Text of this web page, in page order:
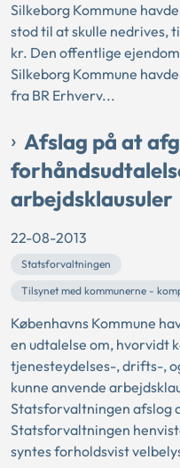
Silkeborg Kommune
stod til at skulle nedrives,
kr. Den offentlige
Silkeborg Kommune
fra BR Erhverv...
Afslag på at
arbejdsklausuler
22-08-2013
Statsforvaltningen
Tilsynet med kommunerne -
Københavns Kommune
en udtalelse om, hvorvidt
tjenesteydelses-, drifts-,
kunne anvende
Statsforvaltningen afslog
Statsforvaltningen
syntes forholdsvist